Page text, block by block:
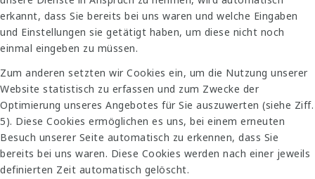
erkannt, dass Sie bereits bei uns waren und welche Eingaben
und Einstellungen sie getätigt haben, um diese nicht noch
einmal eingeben zu müssen.
Zum anderen setzten wir Cookies ein, um die Nutzung unserer
Website statistisch zu erfassen und zum Zwecke der
Optimierung unseres Angebotes für Sie auszuwerten (siehe Ziff.
5). Diese Cookies ermöglichen es uns, bei einem erneuten
Besuch unserer Seite automatisch zu erkennen, dass Sie
bereits bei uns waren. Diese Cookies werden nach einer jeweils
definierten Zeit automatisch gelöscht.